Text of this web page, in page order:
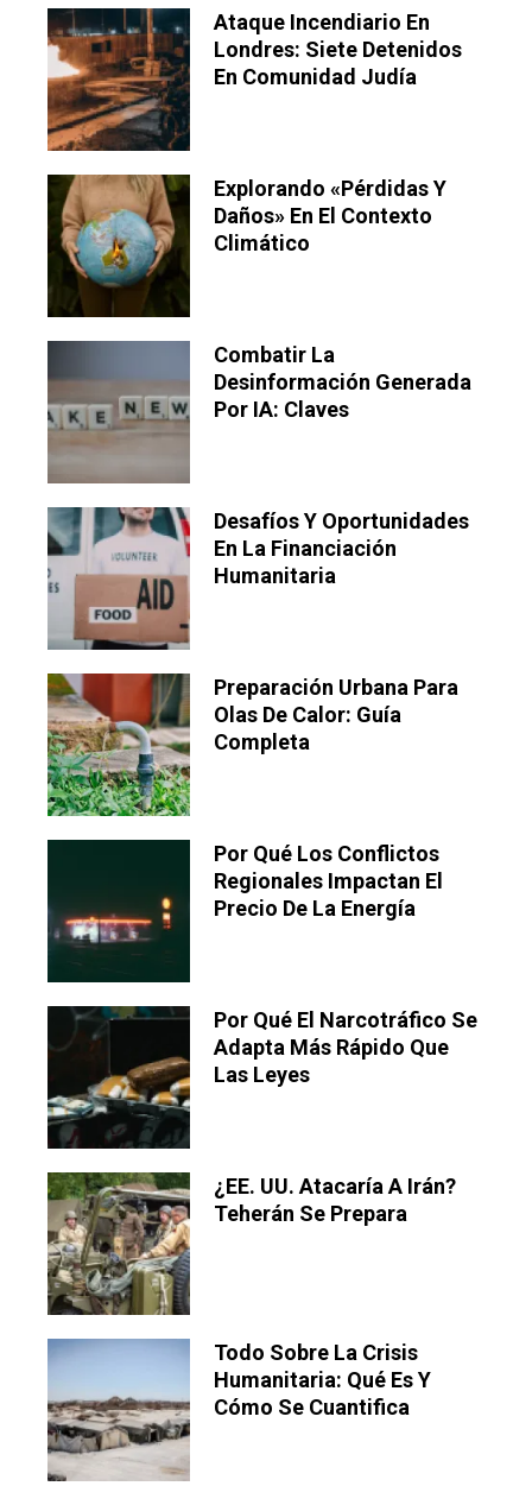
Ataque Incendiario En
Londres: Siete Detenidos
En Comunidad Judía
Explorando «pérdidas Y
Daños» En El Contexto
Climático
Combatir La
Desinformación Generada
Por IA: Claves
Desafíos Y Oportunidades
En La Financiación
Humanitaria
Preparación Urbana Para
Olas De Calor: Guía
Completa
Por Qué Los Conflictos
Regionales Impactan El
Precio De La Energía
Por Qué El Narcotráfico Se
Adapta Más Rápido Que
Las Leyes
¿EE. UU. Atacaría A Irán?
Teherán Se Prepara
Todo Sobre La Crisis
Humanitaria: Qué Es Y
Cómo Se Cuantifica